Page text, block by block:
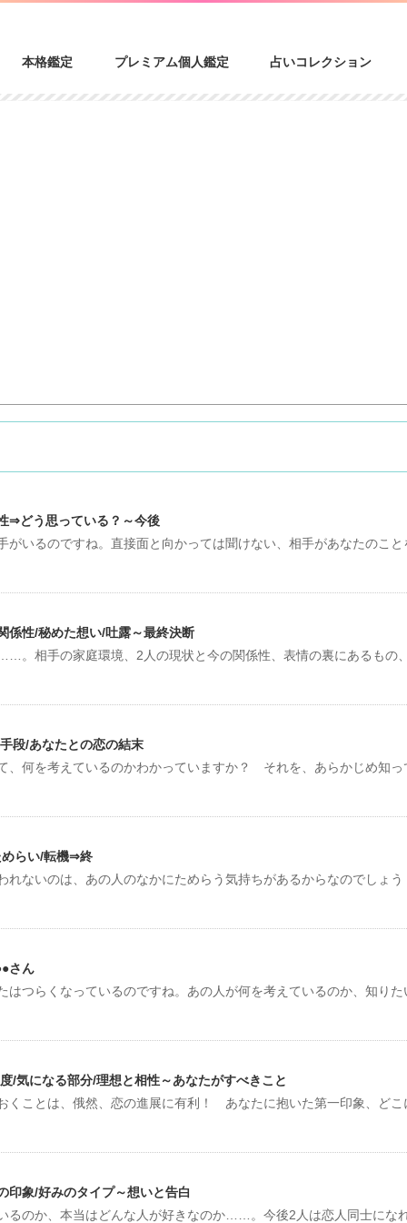
本格鑑定 プレミアム個人鑑定 占いコレクション
⇒どう思っている？～今後
がいるのですね。直接面と向かっては聞けない、相手があなたのこと
係性/秘めた想い/吐露～最終決断
。相手の家庭環境、2人の現状と今の関係性、表情の裏にあるもの
段/あなたとの恋の結末
、何を考えているのかわかっていますか？ それを、あらかじめ知っ
らい/転機⇒終
れないのは、あの人のなかにためらう気持ちがあるからなのでしょう
さん
はつらくなっているのですね。あの人が何を考えているのか、知りた
/気になる部分/理想と相性～あなたがすべきこと
くことは、俄然、恋の進展に有利！ あなたに抱いた第一印象、どこ
印象/好みのタイプ～想いと告白
るのか、本当はどんな人が好きなのか……。今後2人は恋人同士にな